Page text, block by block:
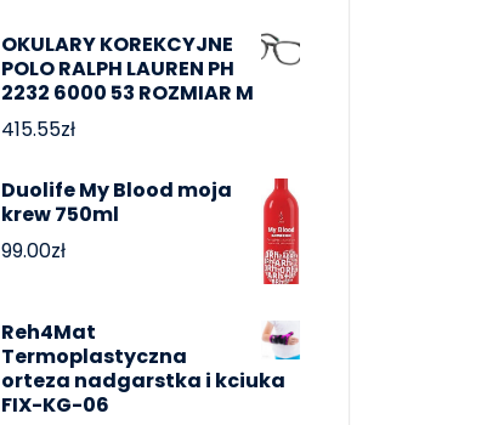
OKULARY KOREKCYJNE
POLO RALPH LAUREN PH
2232 6000 53 ROZMIAR M
415.55zł
Duolife My Blood moja
krew 750ml
99.00zł
Reh4Mat
Termoplastyczna
orteza nadgarstka i kciuka
FIX-KG-06